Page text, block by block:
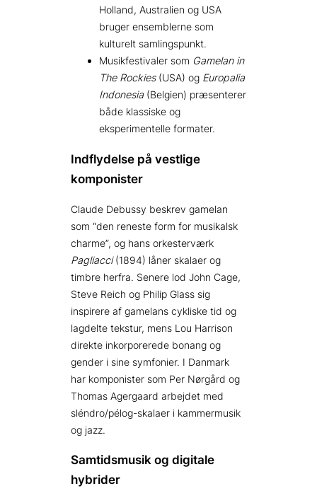
Holland, Australien og USA
bruger ensemblerne som
kulturelt samlingspunkt.
Musikfestivaler som Gamelan in
The Rockies(USA) og Europalia
Indonesia(Belgien) præsenterer
både klassiske og
eksperimentelle formater.
Indflydelse på vestlige
komponister
Claude Debussy beskrev gamelan
som “den reneste form for musikalsk
charme”, og hans orkester­værk
Pagliacci(1894) låner skalaer og
timbre herfra. Senere lod John Cage,
Steve Reich og Philip Glass sig
inspirere af gamelans cykliske tid og
lagdelte tekstur, mens Lou Harrison
direkte inkorporerede bonang og
gender i sine symfonier. I Danmark
har komponister som Per Nørgård og
Thomas Agergaard arbejdet med
sléndro/pélog-skalaer i kammermusik
og jazz.
Samtidsmusik og digitale
hybrider